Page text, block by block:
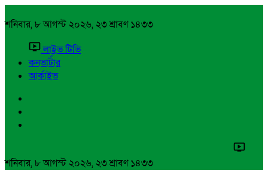
শনিবার, ৮ আগস্ট ২০২৬, ২৩ শ্রাবণ ১৪৩৩
লাইভ টিভি
কনভার্টার
আর্কাইভ
শনিবার, ৮ আগস্ট ২০২৬, ২৩ শ্রাবণ ১৪৩৩